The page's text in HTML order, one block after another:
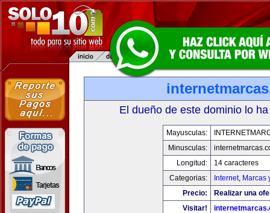
El dueño de este dominio lo
Mayusculas:
Minusculas:
Longitud:
14 caracteres
Categorias:
Internet, Marcas
Precio:
Realizar una
Visitar!